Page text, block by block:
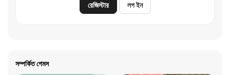
রেজিস্টার লগ ইন
সম্পর্কিত গেমস